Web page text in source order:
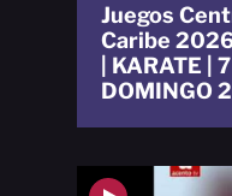
Juegos
Caribe
| KARATE |
DOMINGO